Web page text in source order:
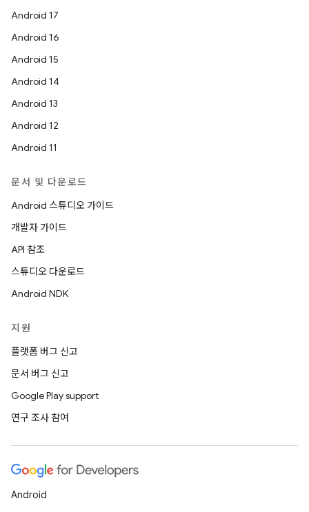
Android 17
Android 16
Android 15
Android 14
Android 13
Android 12
Android 11
문서 및 다운로드
Android 스튜디오 가이드
개발자 가이드
API 참조
스튜디오 다운로드
Android NDK
지원
플랫폼 버그 신고
문서 버그 신고
Google Play support
연구 조사 참여
Android